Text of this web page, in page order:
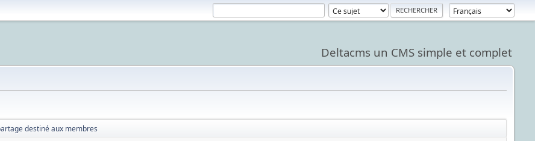
Deltacms un CMS simple et complet
destiné aux membres